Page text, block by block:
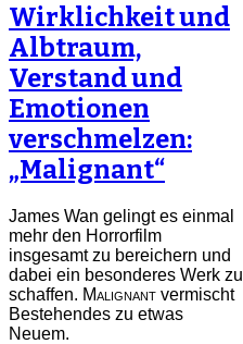
Wirklichkeit und
Albtraum,
Verstand und
Emotionen
verschmelzen:
„Malignant“
James Wan gelingt es einmal
mehr den Horrorfilm
insgesamt zu bereichern und
dabei ein besonderes Werk zu
schaffen. Malignant vermischt
Bestehendes zu etwas
Neuem.